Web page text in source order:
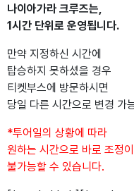
나이아가라 크루즈는,
1시간 단위로 운영됩니다.
만약 지정하신 시간에
탑승하지 못하셨을 경우
티켓부스에 방문하시면
당일 다른 시간으로 변경 가
*투어일의 상황에 따라
원하는 시간으로 바로 조정이
불가능할 수 있습니다.